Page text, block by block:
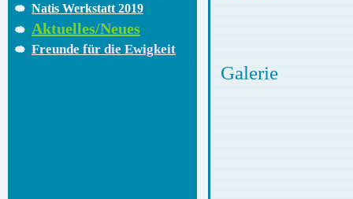
Natis Werkstatt 2019
Aktuelles/Neues
Freunde für die Ewigkeit
Galerie